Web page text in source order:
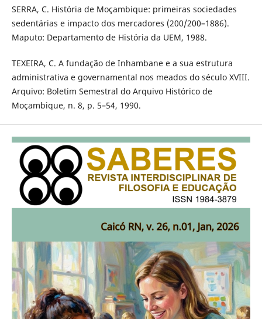
SERRA, C. História de Moçambique: primeiras sociedades
sedentárias e impacto dos mercadores (200/200–1886).
Maputo: Departamento de História da UEM, 1988.
TEXEIRA, C. A fundação de Inhambane e a sua estrutura
administrativa e governamental nos meados do século XVIII.
Arquivo: Boletim Semestral do Arquivo Histórico de
Moçambique, n. 8, p. 5–54, 1990.